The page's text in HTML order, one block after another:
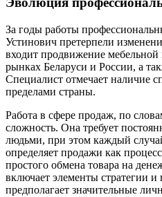
За годы работы
Устинович претерпели
входит продвижение
рынках Беларуси и России, а
Специалист отмечает наличие
пределами страны.
Работа в сфере продаж, по
сложность. Она требует
людьми, при этом каждый
определяет продажи как
простого обмена товара на
включает элементы стратегии и
предполагает значительные